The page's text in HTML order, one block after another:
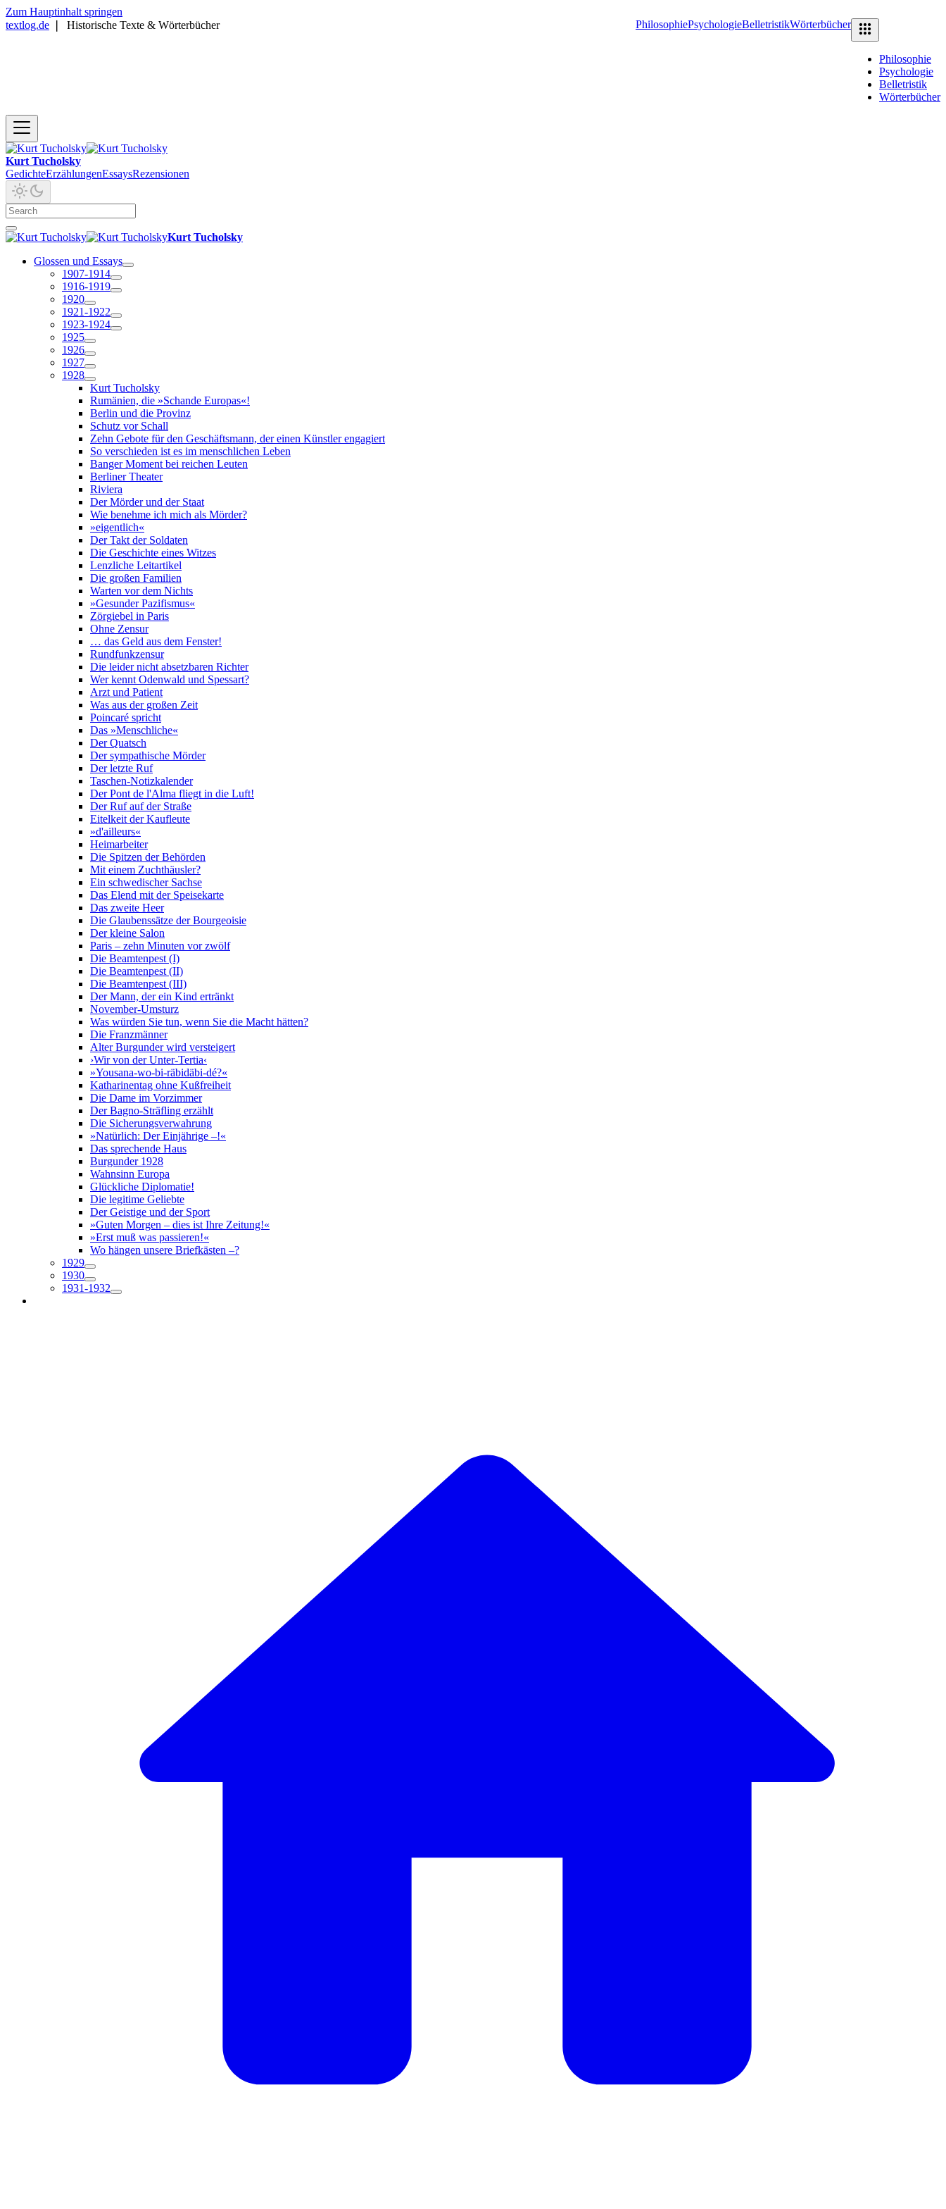
Zum Hauptinhalt springen
textlog.de
Historische Texte & Wörterbücher PhilosophiePsychologieBelletristikWörterbücher
Philosophie
Psychologie
Belletristik
Wörterbücher
Kurt Tucholsky
GedichteErzählungenEssaysRezensionen
Kurt Tucholsky
Glossen und Essays
1907-1914
1916-1919
1920
1921-1922
1923-1924
1925
1926
1927
1928
Kurt Tucholsky
Rumänien, die »Schande Europas«!
Berlin und die Provinz
Schutz vor Schall
Zehn Gebote für den Geschäftsmann, der einen Künstler engagiert
So verschieden ist es im menschlichen Leben
Banger Moment bei reichen Leuten
Berliner Theater
Riviera
Der Mörder und der Staat
Wie benehme ich mich als Mörder?
»eigentlich«
Der Takt der Soldaten
Die Geschichte eines Witzes
Lenzliche Leitartikel
Die großen Familien
Warten vor dem Nichts
»Gesunder Pazifismus«
Zörgiebel in Paris
Ohne Zensur
… das Geld aus dem Fenster!
Rundfunkzensur
Die leider nicht absetzbaren Richter
Wer kennt Odenwald und Spessart?
Arzt und Patient
Was aus der großen Zeit
Poincaré spricht
Das »Menschliche«
Der Quatsch
Der sympathische Mörder
Der letzte Ruf
Taschen-Notizkalender
Der Pont de l'Alma fliegt in die Luft!
Der Ruf auf der Straße
Eitelkeit der Kaufleute
»d'ailleurs«
Heimarbeiter
Die Spitzen der Behörden
Mit einem Zuchthäusler?
Ein schwedischer Sachse
Das Elend mit der Speisekarte
Das zweite Heer
Die Glaubenssätze der Bourgeoisie
Der kleine Salon
Paris – zehn Minuten vor zwölf
Die Beamtenpest (I)
Die Beamtenpest (II)
Die Beamtenpest (III)
Der Mann, der ein Kind ertränkt
November-Umsturz
Was würden Sie tun, wenn Sie die Macht hätten?
Die Franzmänner
Alter Burgunder wird versteigert
›Wir von der Unter-Tertia‹
»Yousana-wo-bi-räbidäbi-dé?«
Katharinentag ohne Kußfreiheit
Die Dame im Vorzimmer
Der Bagno-Sträfling erzählt
Die Sicherungsverwahrung
»Natürlich: Der Einjährige –!«
Das sprechende Haus
Burgunder 1928
Wahnsinn Europa
Glückliche Diplomatie!
Die legitime Geliebte
Der Geistige und der Sport
»Guten Morgen – dies ist Ihre Zeitung!«
»Erst muß was passieren!«
Wo hängen unsere Briefkästen –?
1929
1930
1931-1932